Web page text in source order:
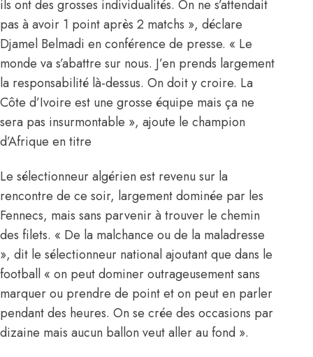
ils ont des grosses individualités. On ne s’attendait
pas à avoir 1 point après 2 matchs », déclare
Djamel Belmadi en conférence de presse. « Le
monde va s’abattre sur nous. J’en prends largement
la responsabilité là-dessus. On doit y croire. La
Côte d’Ivoire est une grosse équipe mais ça ne
sera pas insurmontable », ajoute le champion
d’Afrique en titre
Le sélectionneur algérien est revenu sur la
rencontre de ce soir, largement dominée par les
Fennecs, mais sans parvenir à trouver le chemin
des filets. « De la malchance ou de la maladresse
», dit le sélectionneur national ajoutant que dans le
football « on peut dominer outrageusement sans
marquer ou prendre de point et on peut en parler
pendant des heures. On se crée des occasions par
dizaine mais aucun ballon veut aller au fond ».